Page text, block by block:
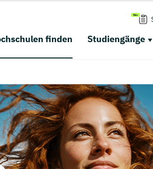
finden Studiengänge